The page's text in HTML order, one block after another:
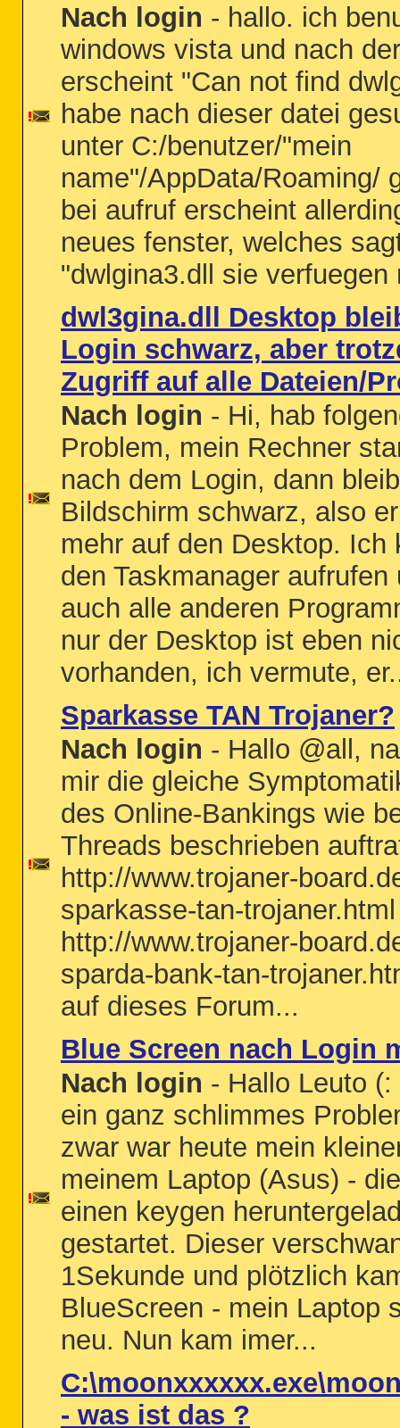
Nach login - hallo. ich
windows vista und nach
erscheint "Can not find
habe nach dieser datei
unter C:/benutzer/"mein
name"/AppData/Roaming/
bei aufruf erscheint
neues fenster, welches
"dwlgina3.dll sie verfuegen
dwl3gina.dll Desktop
Login schwarz, aber
Zugriff auf alle Dateien/
Nach login - Hi, hab
Problem, mein Rechner
nach dem Login, dann
Bildschirm schwarz, also
mehr auf den Desktop. Ich
den Taskmanager aufrufen
auch alle anderen
nur der Desktop ist eben
vorhanden, ich vermute,
Sparkasse TAN Trojaner?
Nach login - Hallo @all,
mir die gleiche
des Online-Bankings wie
Threads beschrieben
http://www.trojaner-
sparkasse-tan-trojaner.html
http://www.trojaner-
sparda-bank-tan-
auf dieses Forum...
Blue Screen nach Login
Nach login - Hallo Leuto
ein ganz schlimmes
zwar war heute mein
meinem Laptop (Asus) -
einen keygen
gestartet. Dieser
1Sekunde und plötzlich
BlueScreen - mein Laptop
neu. Nun kam imer...
- was ist das ?